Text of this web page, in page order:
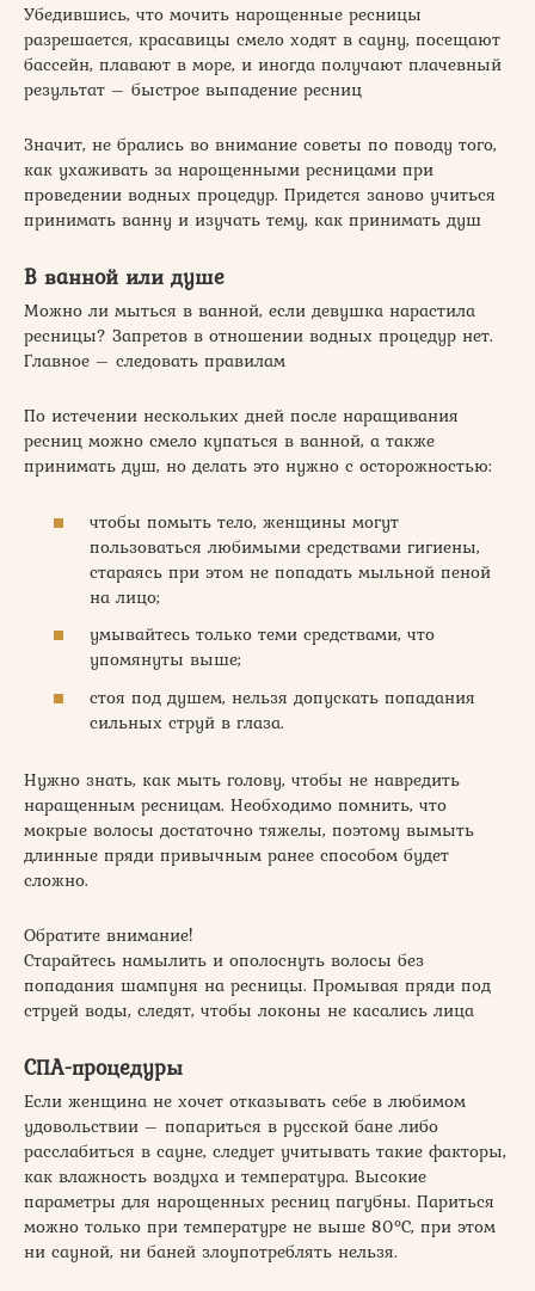
Убедившись, что мочить нарощенные ресницы
разрешается, красавицы смело ходят в сауну, посещают
бассейн, плавают в море, и иногда получают плачевный
результат – быстрое выпадение ресниц
Значит, не брались во внимание советы по поводу того,
как ухаживать за нарощенными ресницами при
проведении водных процедур. Придется заново учиться
принимать ванну и изучать тему, как принимать душ
В ванной или душе
Можно ли мыться в ванной, если девушка нарастила
ресницы? Запретов в отношении водных процедур нет.
Главное – следовать правилам
По истечении нескольких дней после наращивания
ресниц можно смело купаться в ванной, а также
принимать душ, но делать это нужно с осторожностью:
чтобы помыть тело, женщины могут
пользоваться любимыми средствами гигиены,
стараясь при этом не попадать мыльной пеной
на лицо;
умывайтесь только теми средствами, что
упомянуты выше;
стоя под душем, нельзя допускать попадания
сильных струй в глаза.
Нужно знать, как мыть голову, чтобы не навредить
наращенным ресницам. Необходимо помнить, что
мокрые волосы достаточно тяжелы, поэтому вымыть
длинные пряди привычным ранее способом будет
сложно.
Обратите внимание!
Старайтесь намылить и ополоснуть волосы без
попадания шампуня на ресницы. Промывая пряди под
струей воды, следят, чтобы локоны не касались лица
СПА-процедуры
Если женщина не хочет отказывать себе в любимом
удовольствии – попариться в русской бане либо
расслабиться в сауне, следует учитывать такие факторы,
как влажность воздуха и температура. Высокие
параметры для нарощенных ресниц пагубны. Париться
можно только при температуре не выше 80°C, при этом
ни сауной, ни баней злоупотреблять нельзя.